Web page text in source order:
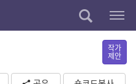
작가
제안